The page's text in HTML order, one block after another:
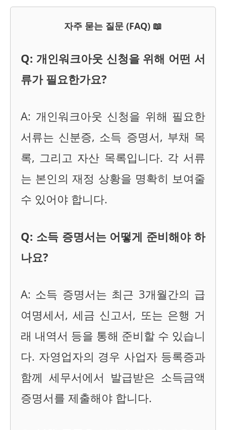
자주 묻는 질문 (FAQ) 📖
Q: 개인워크아웃 신청을 위해 어떤 서
류가 필요한가요?
A: 개인워크아웃 신청을 위해 필요한
서류는 신분증, 소득 증명서, 부채 목
록, 그리고 자산 목록입니다. 각 서류
는 본인의 재정 상황을 명확히 보여줄
수 있어야 합니다.
Q: 소득 증명서는 어떻게 준비해야 하
나요?
A: 소득 증명서는 최근 3개월간의 급
여명세서, 세금 신고서, 또는 은행 거
래 내역서 등을 통해 준비할 수 있습니
다. 자영업자의 경우 사업자 등록증과
함께 세무서에서 발급받은 소득금액
증명서를 제출해야 합니다.